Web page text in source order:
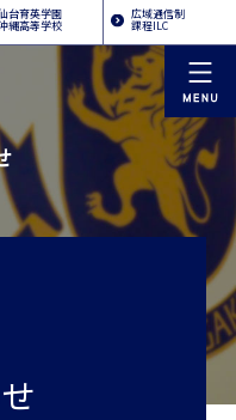
台育英学園
縄高等学校
広域通信制
課程ILC